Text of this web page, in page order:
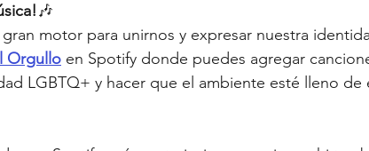
🎶
motor para unirnos y expresar nuestra
Orgullo en Spotify donde puedes agregar
LGBTQ+ y hacer que el ambiente esté lleno de